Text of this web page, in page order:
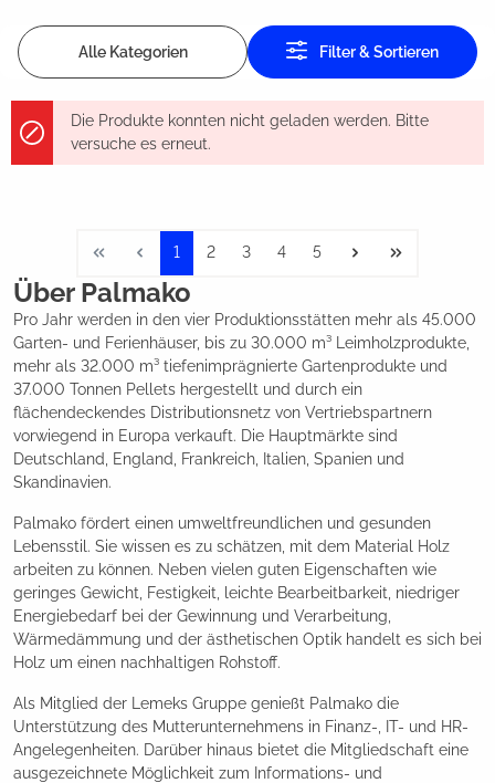
Alle Kategorien Filter & Sortieren
Die Produkte konnten nicht geladen werden. Bitte
versuche es erneut.
1 2 3 4 5
Über Palmako
Pro Jahr werden in den vier Produktionsstätten mehr als 45.000
Garten- und Ferienhäuser, bis zu 30.000 m³ Leimholzprodukte,
mehr als 32.000 m³ tiefenimprägnierte Gartenprodukte und
37.000 Tonnen Pellets hergestellt und durch ein
flächendeckendes Distributionsnetz von Vertriebspartnern
vorwiegend in Europa verkauft. Die Hauptmärkte sind
Deutschland, England, Frankreich, Italien, Spanien und
Skandinavien.
Palmako fördert einen umweltfreundlichen und gesunden
Lebensstil. Sie wissen es zu schätzen, mit dem Material Holz
arbeiten zu können. Neben vielen guten Eigenschaften wie
geringes Gewicht, Festigkeit, leichte Bearbeitbarkeit, niedriger
Energiebedarf bei der Gewinnung und Verarbeitung,
Wärmedämmung und der ästhetischen Optik handelt es sich bei
Holz um einen nachhaltigen Rohstoff.
Als Mitglied der Lemeks Gruppe genießt Palmako die
Unterstützung des Mutterunternehmens in Finanz-, IT- und HR-
Angelegenheiten. Darüber hinaus bietet die Mitgliedschaft eine
ausgezeichnete Möglichkeit zum Informations- und